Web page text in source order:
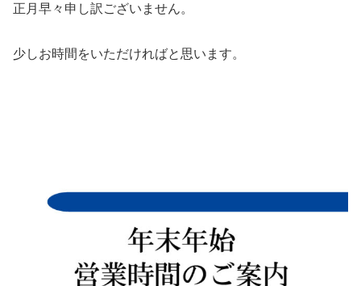
正月早々申し訳ございません。
少しお時間をいただければと思います。